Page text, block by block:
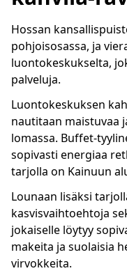
Hossan
pohjoisosassa, ja
luontokeskukselta,
palveluja.
Luontokeskuksen
nautitaan maistuvaa
lomassa. Buffet-
sopivasti energiaa
tarjolla on Kainuun
Lounaan lisäksi
kasvisvaihtoehtoja
jokaiselle löytyy
makeita ja suolaisia
virvokkeita.